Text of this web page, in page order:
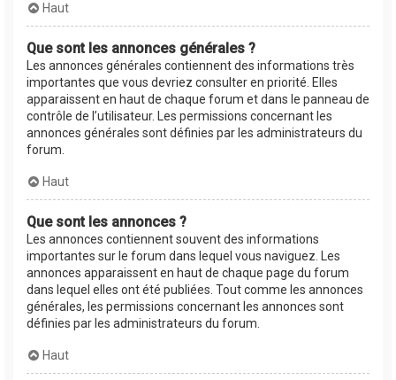
Haut
Que sont les annonces générales ?
Les annonces générales contiennent des informations très
importantes que vous devriez consulter en priorité. Elles
apparaissent en haut de chaque forum et dans le panneau de
contrôle de l’utilisateur. Les permissions concernant les
annonces générales sont définies par les administrateurs du
forum.
Haut
Que sont les annonces ?
Les annonces contiennent souvent des informations
importantes sur le forum dans lequel vous naviguez. Les
annonces apparaissent en haut de chaque page du forum
dans lequel elles ont été publiées. Tout comme les annonces
générales, les permissions concernant les annonces sont
définies par les administrateurs du forum.
Haut